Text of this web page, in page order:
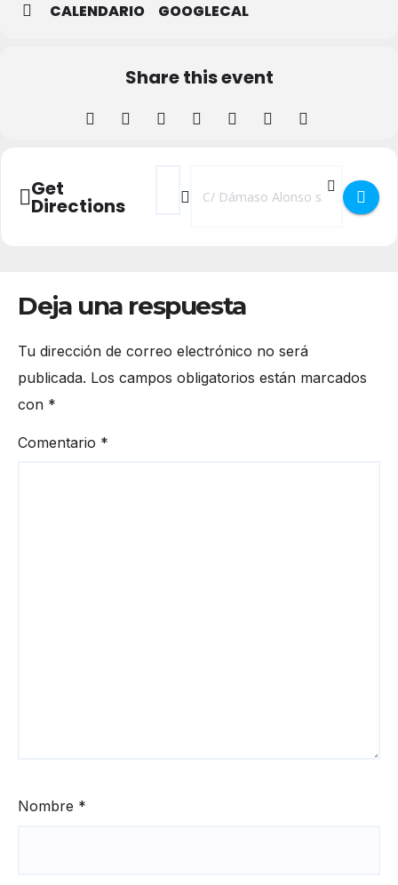
CALENDARIO GOOGLECAL
Share this event
Get
Directions
Address - VII Copa del Mundo de Sable
Destination Address - VII Copa
Deja una respuesta
Tu dirección de correo electrónico no será
publicada. Los campos obligatorios están marcados
con *
Comentario *
Nombre *